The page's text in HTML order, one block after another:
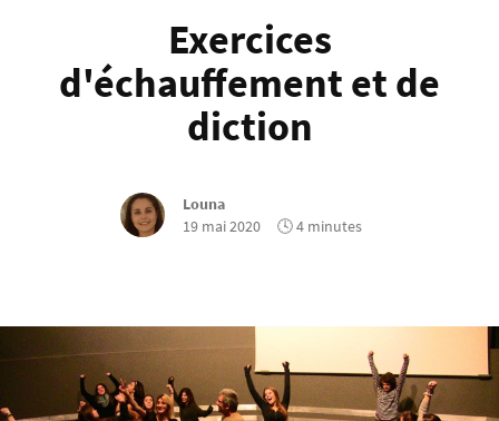
Exercices
d'échauffement et de
diction
Louna
19 mai 2020
🕓 4 minutes